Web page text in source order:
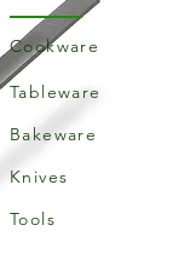
Cookware
Tableware
Bakeware
Knives
Tools